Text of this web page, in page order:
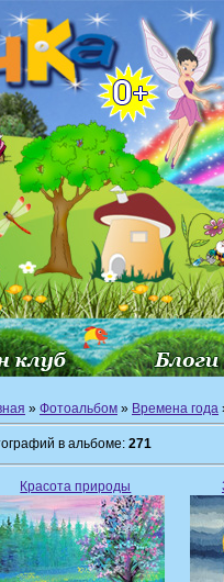
» Фотоальбом » Времена года
в альбоме: 271
Красота природы